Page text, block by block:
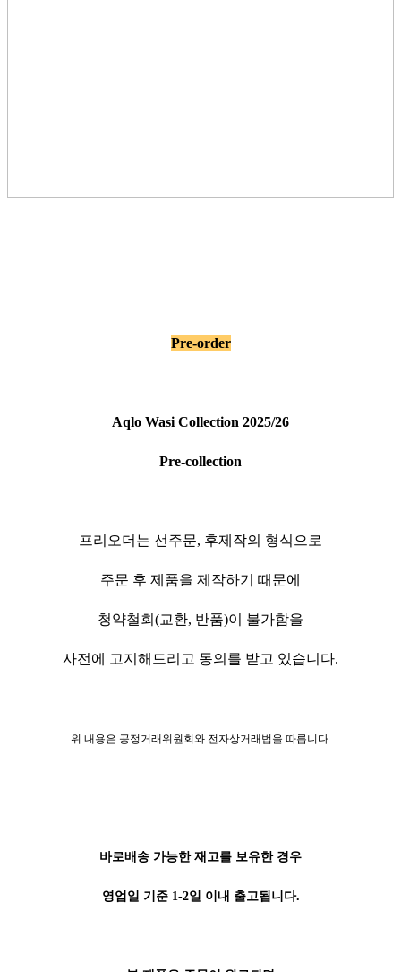
Pre-order
Aqlo Wasi Collection 2025/26
Pre-collection
프리오더는 선주문, 후제작의 형식으로
주문 후 제품을 제작하기 때문에
청약철회(교환, 반품)이 불가함을
사전에 고지해드리고 동의를 받고 있습니다.
위 내용은 공정거래위원회와 전자상거래법을 따릅니다.
바로배송 가능한 재고를 보유한 경우
영업일 기준 1-2일 이내 출고됩니다.